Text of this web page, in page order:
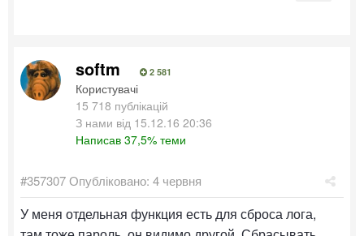
softm 2 581
Користувачі
15 718 публікацій
З нами від 15.12.16 20:36
Написав 37,5% теми
#357307Опубліковано: 4 червня
У меня отдельная функция есть для сброса лога,